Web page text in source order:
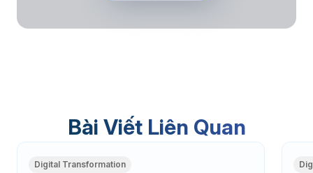
Bài Viết Liên Quan
Digital Transformation